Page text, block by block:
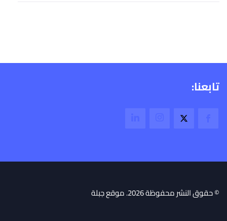
تابعنا:
© حقوق النشر محفوظة 2026. موقع جبلة